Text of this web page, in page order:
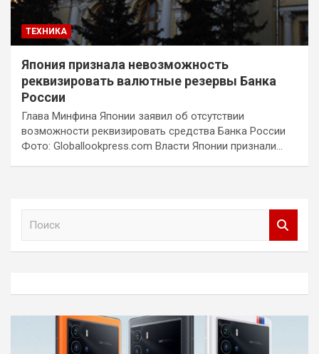
ТЕХНИКА
Япония признала невозможность
реквизировать валютные резервы Банка
России
Глава Минфина Японии заявил об отсутствии
возможности реквизировать средства Банка России
Фото: Globallookpress.com Власти Японии признали…